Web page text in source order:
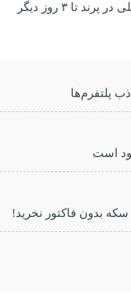
پلتفرم‌ها
است
سکه بدون فاکتور نخرید!